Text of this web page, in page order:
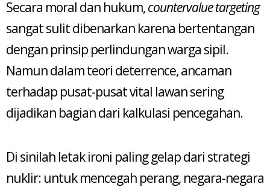
Secara moral dan hukum,countervalue targeting
sangat sulit dibenarkan karena bertentangan
dengan prinsip perlindungan warga sipil.
Namun dalam teori deterrence, ancaman
terhadap pusat-pusat vital lawan sering
dijadikan bagian dari kalkulasi pencegahan.
Di sinilah letak ironi paling gelap dari strategi
nuklir: untuk mencegah perang, negara-negara